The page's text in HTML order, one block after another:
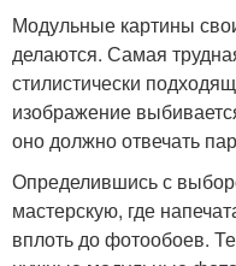
Модульные картины
делаются. Самая
стилистически
изображение
оно должно отвечать
Определившись с
мастерскую, где
вплоть до фотообоев.